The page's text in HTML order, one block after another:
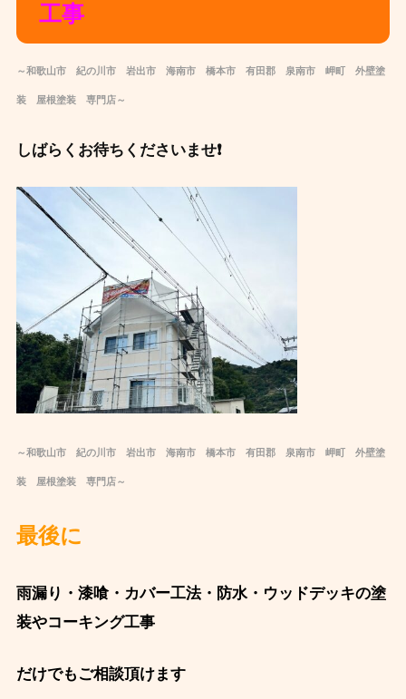
工事
～和歌山市 紀の川市 岩出市 海南市 橋本市 有田郡 泉南市 岬町 外壁塗
装 屋根塗装 専門店～
しばらくお待ちくださいませ❗
～和歌山市 紀の川市 岩出市 海南市 橋本市 有田郡 泉南市 岬町 外壁塗
装 屋根塗装 専門店～
最後に ️
雨漏り・漆喰・カバー工法・防水・ウッドデッキの塗
装やコーキング工事
だけでもご相談頂けます